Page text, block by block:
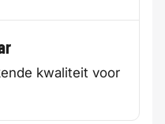
kwaliteit voor